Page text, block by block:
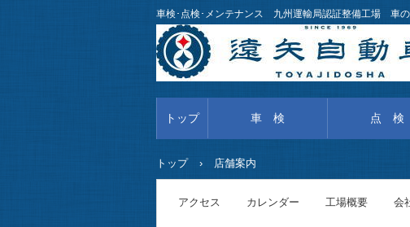
車検･点検･メンテナンス 九州運輸局認証整備工場 車
トップ 車 検 点
トップ › 店舗案内
アクセス カレンダー 工場概要 会